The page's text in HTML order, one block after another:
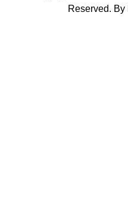
Reserved. By